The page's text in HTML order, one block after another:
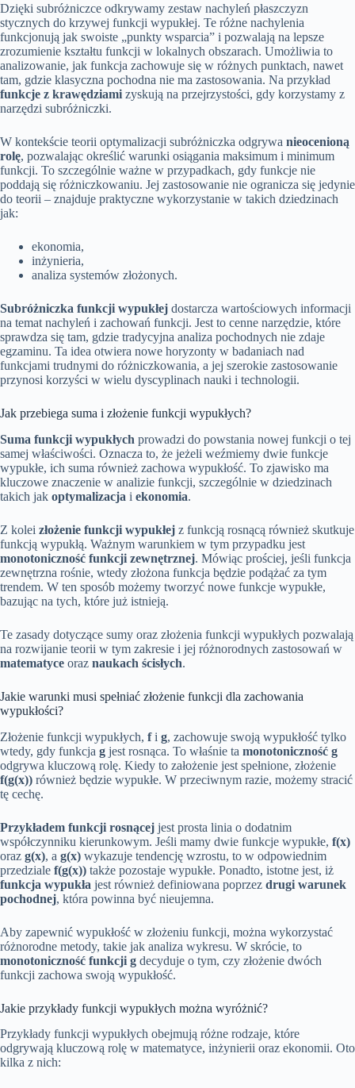
Dzięki subróżniczce odkrywamy zestaw nachyleń płaszczyzn
stycznych do krzywej funkcji wypukłej. Te różne nachylenia
funkcjonują jak swoiste „punkty wsparcia” i pozwalają na lepsze
zrozumienie kształtu funkcji w lokalnych obszarach. Umożliwia to
analizowanie, jak funkcja zachowuje się w różnych punktach, nawet
tam, gdzie klasyczna pochodna nie ma zastosowania. Na przykład
funkcje z krawędziami zyskują na przejrzystości, gdy korzystamy z
narzędzi subróżniczki.
W kontekście teorii optymalizacji subróżniczka odgrywa nieocenioną
rolę, pozwalając określić warunki osiągania maksimum i minimum
funkcji. To szczególnie ważne w przypadkach, gdy funkcje nie
poddają się różniczkowaniu. Jej zastosowanie nie ogranicza się jedynie
do teorii – znajduje praktyczne wykorzystanie w takich dziedzinach
jak:
ekonomia,
inżynieria,
analiza systemów złożonych.
Subróżniczka funkcji wypukłej dostarcza wartościowych informacji
na temat nachyleń i zachowań funkcji. Jest to cenne narzędzie, które
sprawdza się tam, gdzie tradycyjna analiza pochodnych nie zdaje
egzaminu. Ta idea otwiera nowe horyzonty w badaniach nad
funkcjami trudnymi do różniczkowania, a jej szerokie zastosowanie
przynosi korzyści w wielu dyscyplinach nauki i technologii.
Jak przebiega suma i złożenie funkcji wypukłych?
Suma funkcji wypukłych prowadzi do powstania nowej funkcji o tej
samej właściwości. Oznacza to, że jeżeli weźmiemy dwie funkcje
wypukłe, ich suma również zachowa wypukłość. To zjawisko ma
kluczowe znaczenie w analizie funkcji, szczególnie w dziedzinach
takich jak optymalizacja i ekonomia.
Z kolei złożenie funkcji wypukłej z funkcją rosnącą również skutkuje
funkcją wypukłą. Ważnym warunkiem w tym przypadku jest
monotoniczność funkcji zewnętrznej. Mówiąc prościej, jeśli funkcja
zewnętrzna rośnie, wtedy złożona funkcja będzie podążać za tym
trendem. W ten sposób możemy tworzyć nowe funkcje wypukłe,
bazując na tych, które już istnieją.
Te zasady dotyczące sumy oraz złożenia funkcji wypukłych pozwalają
na rozwijanie teorii w tym zakresie i jej różnorodnych zastosowań w
matematyce oraz naukach ścisłych.
Jakie warunki musi spełniać złożenie funkcji dla zachowania
wypukłości?
Złożenie funkcji wypukłych, fi g, zachowuje swoją wypukłość tylko
wtedy, gdy funkcja g jest rosnąca. To właśnie ta monotoniczność g
odgrywa kluczową rolę. Kiedy to założenie jest spełnione, złożenie
f(g(x)) również będzie wypukłe. W przeciwnym razie, możemy stracić
tę cechę.
Przykładem funkcji rosnącej jest prosta linia o dodatnim
współczynniku kierunkowym. Jeśli mamy dwie funkcje wypukłe, f(x)
oraz g(x), a g(x) wykazuje tendencję wzrostu, to w odpowiednim
przedziale f(g(x)) także pozostaje wypukłe. Ponadto, istotne jest, iż
funkcja wypukła jest również definiowana poprzez drugi warunek
pochodnej, która powinna być nieujemna.
Aby zapewnić wypukłość w złożeniu funkcji, można wykorzystać
różnorodne metody, takie jak analiza wykresu. W skrócie, to
monotoniczność funkcji g decyduje o tym, czy złożenie dwóch
funkcji zachowa swoją wypukłość.
Jakie przykłady funkcji wypukłych można wyróżnić?
Przykłady funkcji wypukłych obejmują różne rodzaje, które
odgrywają kluczową rolę w matematyce, inżynierii oraz ekonomii. Oto
kilka z nich: